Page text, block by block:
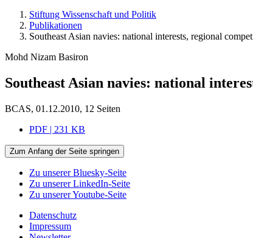
Stiftung Wissenschaft und Politik
Publikationen
Southeast Asian navies: national interests, regional
Mohd Nizam Basiron
Southeast Asian navies: national
BCAS, 01.12.2010, 12 Seiten
PDF | 231 KB
Zum Anfang der Seite springen
Zu unserer Bluesky-Seite
Zu unserer LinkedIn-Seite
Zu unserer Youtube-Seite
Datenschutz
Impressum